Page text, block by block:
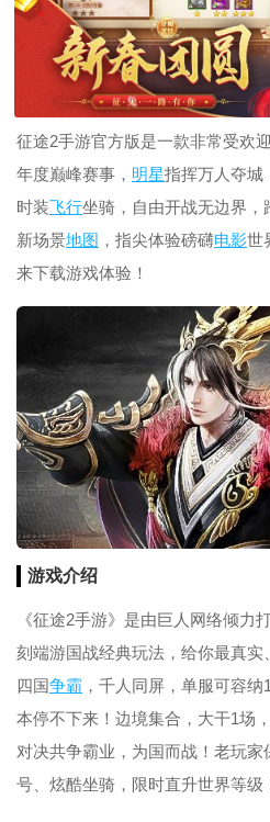
征途2手游官方版是一款非常受欢
年度巅峰赛事， 明星指挥万人夺城
时装飞行坐骑，自由开战无边界，
新场景地图 ，指尖体验磅礴电影世
来下载游戏体验！
游戏介绍
《征途2手游》是由巨人网络倾力
刻端游国战经典玩法，给你最真实
四国争霸 ，千人同屏，单服可容
本停不下来！边境集合，大干1场
对决共争霸业，为国而战！老玩
号、炫酷坐骑，限时直升世界等级